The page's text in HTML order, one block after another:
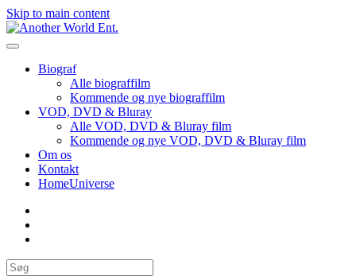
Skip to main content
Biograf
Alle biograffilm
Kommende og nye biograffilm
VOD, DVD & Bluray
Alle VOD, DVD & Bluray film
Kommende og nye VOD, DVD & Bluray film
Om os
Kontakt
HomeUniverse